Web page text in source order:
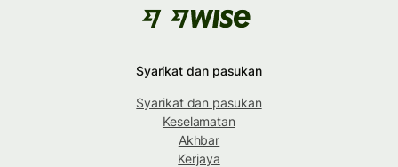
Syarikat dan pasukan
Syarikat dan pasukan
Keselamatan
Akhbar
Kerjaya